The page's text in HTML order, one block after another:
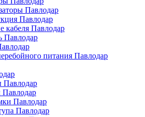
Павлодар
Павлодар
кабеля Павлодар
Павлодар
питания Павлодар
Павлодар
Павлодар
Павлодар
Павлодар